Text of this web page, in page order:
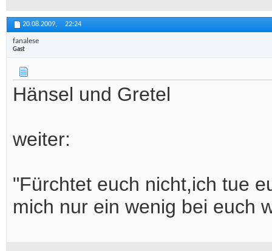
20.08.2009, 22:24
fanalese
Gast
Hänsel und Gretel
weiter:
"Fürchtet euch nicht,ich tue
mich nur ein wenig bei euch